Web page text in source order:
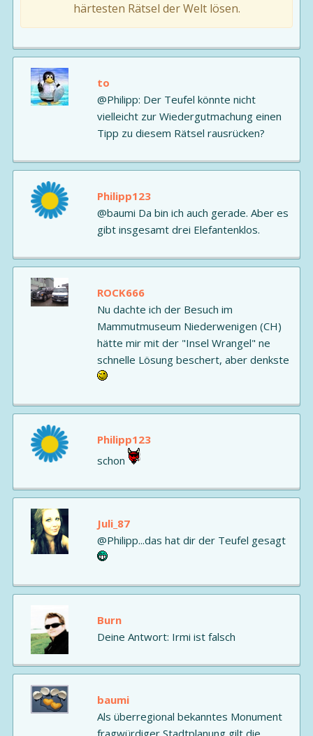
härtesten Rätsel der Welt lösen.
to
@Philipp: Der Teufel könnte nicht
vielleicht zur Wiedergutmachung einen
Tipp zu diesem Rätsel rausrücken?
Philipp123
@baumi Da bin ich auch gerade. Aber es
gibt insgesamt drei Elefantenklos.
ROCK666
Nu dachte ich der Besuch im
Mammutmuseum Niederwenigen (CH)
hätte mir mit der "Insel Wrangel" ne
schnelle Lösung beschert, aber denkste
Philipp123
schon
Juli_87
@Philipp...das hat dir der Teufel gesagt
Burn
Deine Antwort: Irmi ist falsch
baumi
Als überregional bekanntes Monument
fragwürdiger Stadtplanung gilt die